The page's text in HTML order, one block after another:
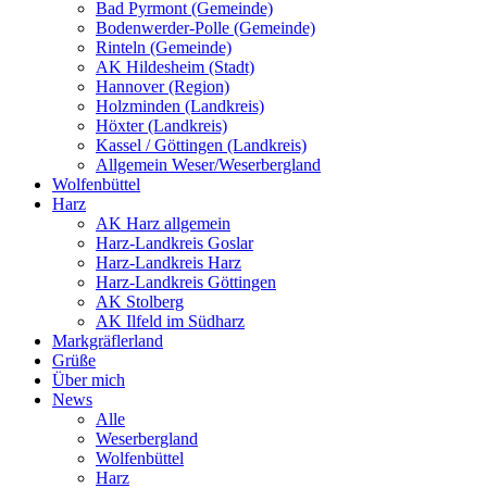
Bad Pyrmont (Gemeinde)
Bodenwerder-Polle (Gemeinde)
Rinteln (Gemeinde)
AK Hildesheim (Stadt)
Hannover (Region)
Holzminden (Landkreis)
Höxter (Landkreis)
Kassel / Göttingen (Landkreis)
Allgemein Weser/Weserbergland
Wolfenbüttel
Harz
AK Harz allgemein
Harz-Landkreis Goslar
Harz-Landkreis Harz
Harz-Landkreis Göttingen
AK Stolberg
AK Ilfeld im Südharz
Markgräflerland
Grüße
Über mich
News
Alle
Weserbergland
Wolfenbüttel
Harz